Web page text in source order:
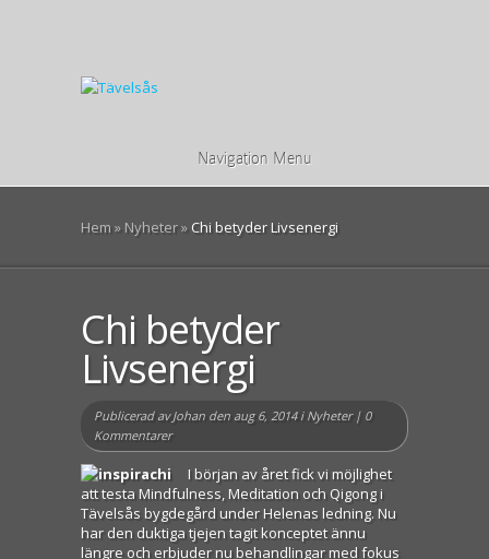
Navigation Menu
Hem » Nyheter» Chi betyder Livsenergi
Chi betyder
Livsenergi
Publicerad avJohan den aug 6, 2014 i Nyheter| 0
Kommentarer
I början av året fick vi möjlighet
att testa Mindfulness, Meditation och Qigong i
Tävelsås bygdegård under Helenas ledning. Nu
har den duktiga tjejen tagit konceptet ännu
längre och erbjuder nu behandlingar med fokus